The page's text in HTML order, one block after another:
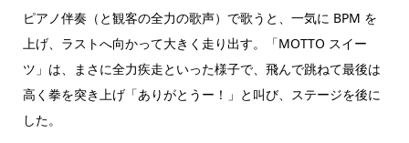
ピアノ伴奏（と観客の全力の歌声）で歌うと、一気に BPM を
上げ、ラストへ向かって大きく走り出す。「MOTTO スイー
ツ」は、まさに全力疾走といった様子で、飛んで跳ねて最後は
高く拳を突き上げ「ありがとうー！」と叫び、ステージを後に
した。